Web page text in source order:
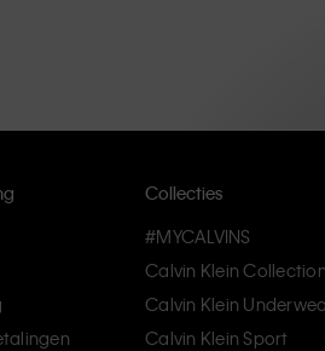
Collecties
#MYCALVINS
Calvin Klein Collection
Calvin Klein
Calvin Klein Sport